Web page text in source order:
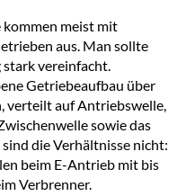
meist mit
aus. Man sollte
stark vereinfacht.
Getriebeaufbau über
verteilt auf Antriebswelle,
sowie das
die Verhältnisse nicht:
beim E-Antrieb mit bis
Verbrenner.